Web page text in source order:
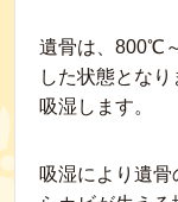
遺骨は、800℃
した状態となり
吸湿します。
吸湿により遺